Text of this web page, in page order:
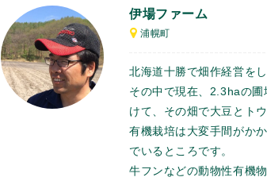
伊場ファーム
浦幌町
北海道十勝で畑作経営をし
その中で現在、2.3haの
けて、その畑で大豆とト
有機栽培は大変手間がか
でいるところです。
牛フンなどの動物性有機